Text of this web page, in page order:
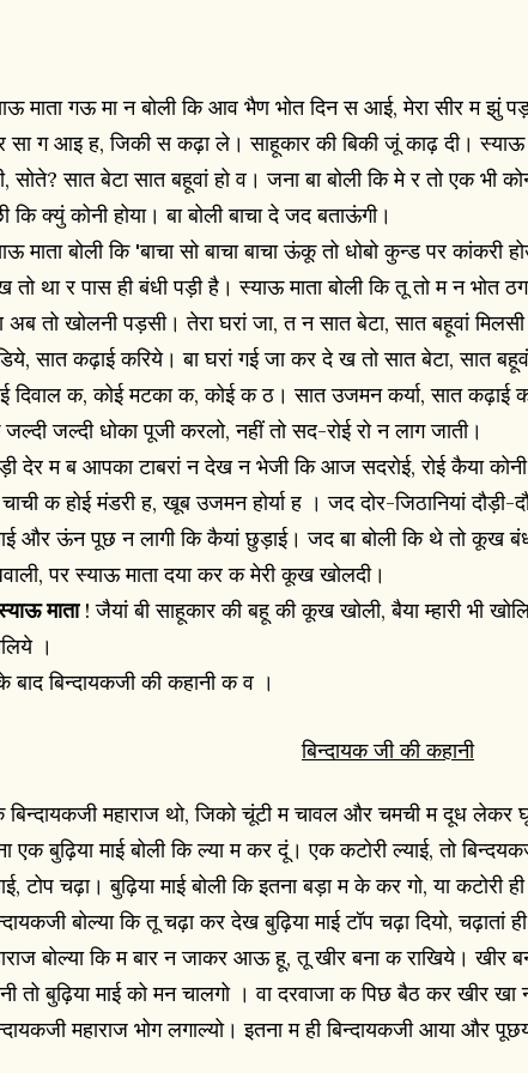
माता गऊ मा न बोली कि आव भैण भोत दिन स आई, मेरा सीर म झुं
सा ग आइ ह, जिकी स कढ़ा ले। साहूकार की बिकी जूं काढ़ दी। स्याऊ
सोते? सात बेटा सात बहूवां हो व। जना बा बोली कि मे र तो एक भी
कि क्युं कोनी होया। बा बोली बाचा दे जद बताऊंगी।
माता बोली कि 'बाचा सो बाचा बाचा ऊंकू तो धोबो कुन्ड पर कांकरी
तो था र पास ही बंधी पड़ी है। स्याऊ माता बोली कि तू तो म न भोत
अब तो खोलनी पड़सी। तेरा घरां जा, त न सात बेटा, सात बहूवां
सात कढ़ाई करिये। बा घरां गई जा कर दे ख तो सात बेटा, सात
दिवाल क, कोई मटका क, कोई क ठ। सात उजमन कर्या, सात कढ़ाई
जल्दी जल्दी धोका पूजी करलो, नहीं तो सद-रोई रो न लाग जाती।
देर म ब आपका टाबरां न देख न भेजी कि आज सदरोई, रोई कैया
चाची क होई मंडरी ह, खूब उजमन होर्या ह । जद दोर-जिठानियां
और ऊंन पूछ न लागी कि कैयां छुड़ाई। जद बा बोली कि थे तो कूख
पर स्याऊ माता दया कर क मेरी कूख खोलदी।
माता! जैयां बी साहूकार की बहू की कूख खोली, बैया म्हारी भी
।
बाद बिन्दायकजी की कहानी क व ।
बिन्दायक जी की कहानी
बिन्दायकजी महाराज थो, जिको चूंटी म चावल और चमची म दूध
एक बुढ़िया माई बोली कि ल्या म कर दूं। एक कटोरी ल्याई, तो
टोप चढ़ा। बुढ़िया माई बोली कि इतना बड़ा म के कर गो, या कटोरी
बोल्या कि तू चढ़ा कर देख बुढ़िया माई टॉप चढ़ा दियो, चढ़ातां
बोल्या कि म बार न जाकर आऊ हू, तू खीर बना क राखिये। खीर
तो बुढ़िया माई को मन चालगो । वा दरवाजा क पिछ बैठ कर खीर
महाराज भोग लगाल्यो। इतना म ही बिन्दायकजी आया और